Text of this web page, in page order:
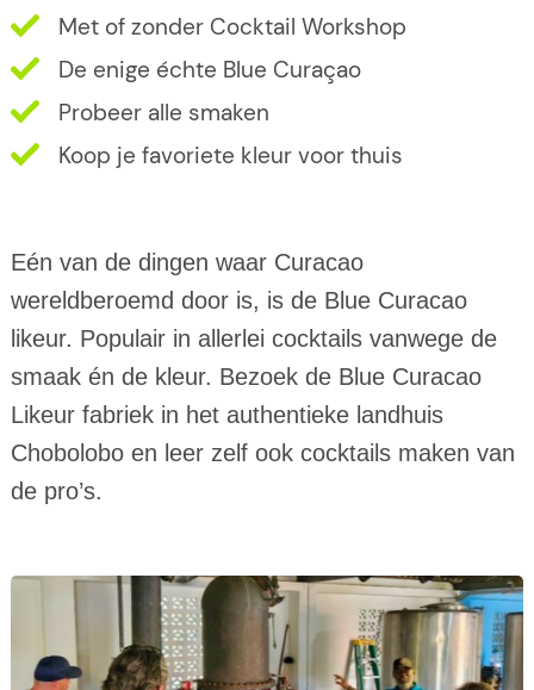
Met of zonder Cocktail Workshop
De enige échte Blue Curaçao
Probeer alle smaken
Koop je favoriete kleur voor thuis
Eén van de dingen waar Curacao
wereldberoemd door is, is de Blue Curacao
likeur. Populair in allerlei cocktails vanwege de
smaak én de kleur. Bezoek de Blue Curacao
Likeur fabriek in het authentieke landhuis
Chobolobo en leer zelf ook cocktails maken van
de pro’s.